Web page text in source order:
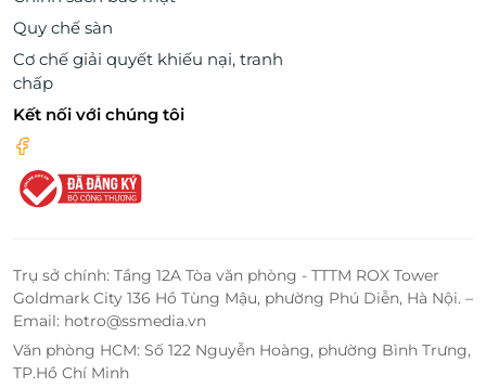
Quy chế sàn
Cơ chế giải quyết khiếu nại, tranh
chấp
Kết nối với chúng tôi
Trụ sở chính: Tầng 12A Tòa văn phòng - TTTM ROX Tower
Goldmark City 136 Hồ Tùng Mậu, phường Phú Diễn, Hà Nội. –
Email: hotro@ssmedia.vn
Văn phòng HCM: Số 122 Nguyễn Hoàng, phường Bình Trưng,
TP.Hồ Chí Minh